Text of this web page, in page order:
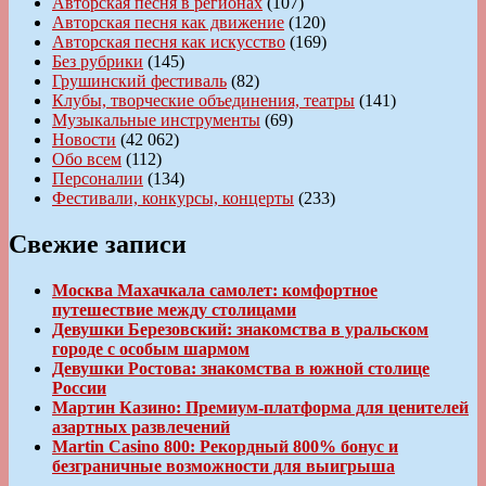
Авторская песня как движение (120)
Авторская песня как искусство (169)
Без рубрики (145)
Грушинский фестиваль (82)
Клубы, творческие объединения, театры (141)
Музыкальные инструменты (69)
Новости (42 062)
Обо всем (112)
Персоналии (134)
Фестивали, конкурсы, концерты (233)
Свежие записи
Москва Махачкала самолет: комфортное
путешествие между столицами
Девушки Березовский: знакомства в уральском
городе с особым шармом
Девушки Ростова: знакомства в южной столице
России
Мартин Казино: Премиум-платформа для ценителей
азартных развлечений
Martin Casino 800: Рекордный 800% бонус и
безграничные возможности для выигрыша